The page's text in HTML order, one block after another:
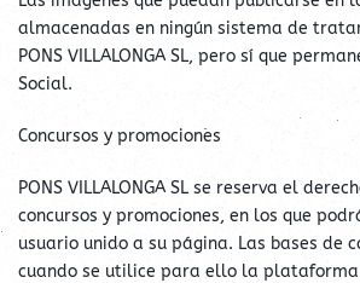
almacenadas en ningún sistema de
PONS VILLALONGA SL, pero sí que
Social.
Concursos y promociones
PONS VILLALONGA SL se reserva el
concursos y promociones, en los que
usuario unido a su página. Las bases de
cuando se utilice para ello la plataforma